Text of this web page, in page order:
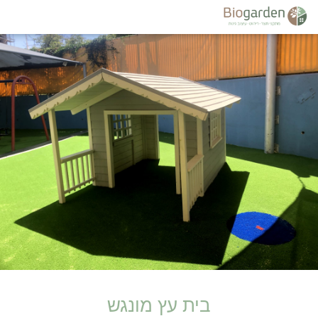
בית עץ מונגש